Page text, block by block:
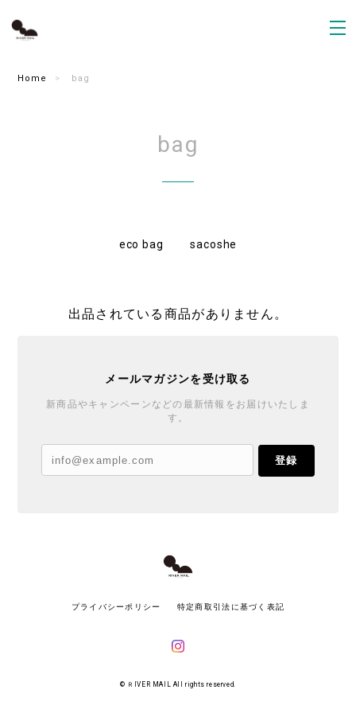
Home bag
bag
eco bag sacoshe
出品されている商品がありません。
メールマガジンを受け取る
新商品やキャンペーンなどの最新情報をお届けいたしま
す。
登録
プライバシーポリシー 特定商取引法に基づく表記
© ＲIVER MAIL All rights reserved.